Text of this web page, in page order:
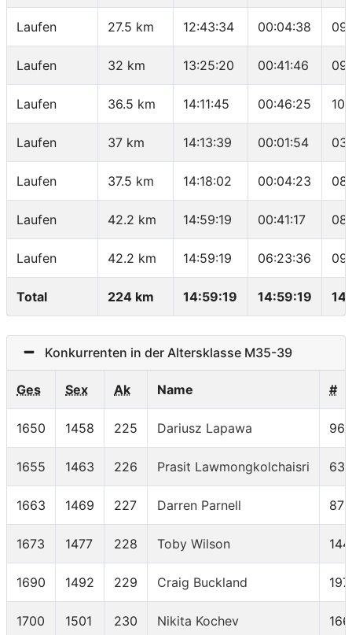
Laufen 27.5 km 12:43:34 00:04:38
Laufen 32 km 13:25:20 00:41:46
Laufen 36.5 km 14:11:45 00:46:25
Laufen 37 km 14:13:39 00:01:54
Laufen 37.5 km 14:18:02 00:04:23
Laufen 42.2 km 14:59:19 00:41:17
Laufen 42.2 km 14:59:19 06:23:36
Total 224 km 14:59:19 14:59:19
Konkurrenten in der Altersklasse M35-39
Ges Sex Ak Name #
1650 1458 225 Dariusz Lapawa 962
1655 1463 226 Prasit Lawmongkolchaisri 633
1663 1469 227 Darren Parnell 876
1673 1477 228 Toby Wilson
1690 1492 229 Craig Buckland
1700 1501 230 Nikita Kochev